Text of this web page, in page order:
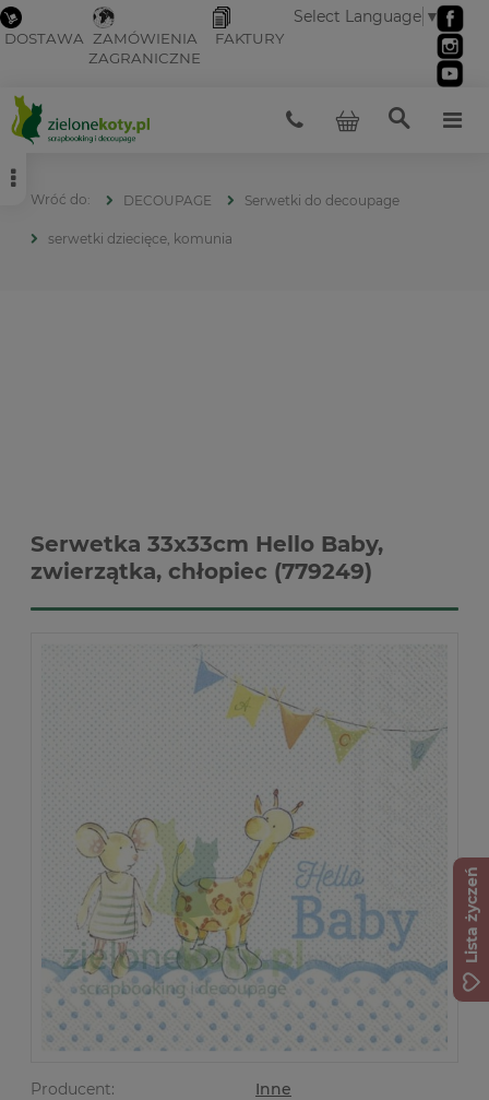
DOSTAWA ZAMÓWIENIA
ZAGRANICZNE
FAKTURY
Select Language ▼
DECOUPAGE Serwetki do decoupage
serwetki dziecięce, komunia
Serwetka 33x33cm Hello Baby,
zwierzątka, chłopiec (779249)
Producent:
Inne
Lista życzeń